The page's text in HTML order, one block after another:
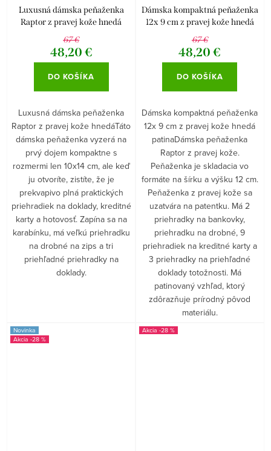
Luxusná dámska peňaženka
Raptor z pravej kože hnedá
67 €
48,20 €
DO KOŠÍKA
Luxusná dámska peňaženka
Raptor z pravej kože hnedáTáto
dámska peňaženka vyzerá na
prvý dojem kompaktne s
rozmermi len 10x14 cm, ale keď
ju otvoríte, zistíte, že je
prekvapivo plná praktických
priehradiek na doklady, kreditné
karty a hotovosť. Zapína sa na
karabínku, má veľkú priehradku
na drobné na zips a tri
priehľadné priehradky na
doklady.
Dámska kompaktná peňaženka
12x 9 cm z pravej kože hnedá
patina
67 €
48,20 €
DO KOŠÍKA
Dámska kompaktná peňaženka
12x 9 cm z pravej kože hnedá
patinaDámska peňaženka
Raptor z pravej kože.
Peňaženka je skladacia vo
formáte na šírku a výšku 12 cm.
Peňaženka z pravej kože sa
uzatvára na patentku. Má 2
priehradky na bankovky,
priehradku na drobné, 9
priehradiek na kreditné karty a
3 priehradky na priehľadné
doklady totožnosti. Má
patinovaný vzhľad, ktorý
zdôrazňuje prírodný pôvod
materiálu.
Novinka
-28 %
-28 %